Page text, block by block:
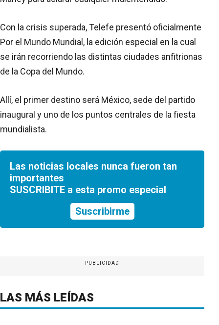
Con la crisis superada, Telefe presentó oficialmente
Por el Mundo Mundial, la edición especial en la cual
se irán recorriendo las distintas ciudades anfitrionas
de la Copa del Mundo.
Allí, el primer destino será México, sede del partido
inaugural y uno de los puntos centrales de la fiesta
mundialista.
Las noticias locales nunca fueron tan
importantes
SUSCRIBITE a esta promo especial
Suscribirme
PUBLICIDAD
LAS MÁS LEÍDAS